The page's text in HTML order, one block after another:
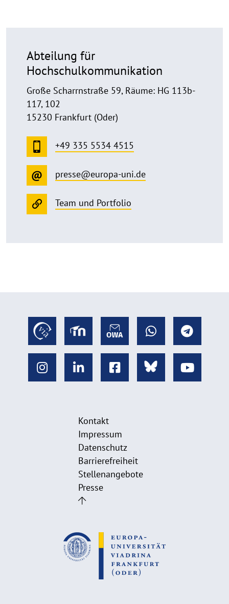
Abteilung für
Hochschulkommunikation
Große Scharrnstraße 59, Räume: HG 113b-
117, 102
15230 Frankfurt (Oder)
+49 335 5534 4515
presse@europa-uni.de
Team und Portfolio
Kontakt
Impressum
Datenschutz
Barrierefreiheit
Stellenangebote
Presse